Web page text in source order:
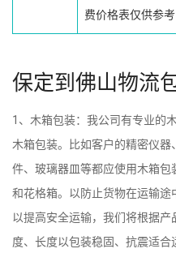
费价格表仅供参
保定到佛山物流
1、木箱包装：我公司有专业的
木箱包装。比如客户的精密仪
件、玻璃器皿等都应使用木箱
和花格箱。以防止货物在运输途
以提高安全运输，我们将根据
度、长度以包装稳固、抗震适合